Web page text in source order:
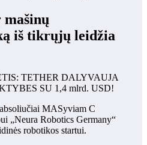
iš tikrųjų leidžia
TETHER DALYVAUJA
SU 1,4 mlrd. USD!
MASyviam C
„Neura Robotics Germany“
robotikos startui.